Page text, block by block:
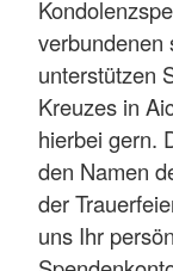
verbundenen
unterstützen
Kreuzes in
hierbei gern.
den Namen
der
uns Ihr